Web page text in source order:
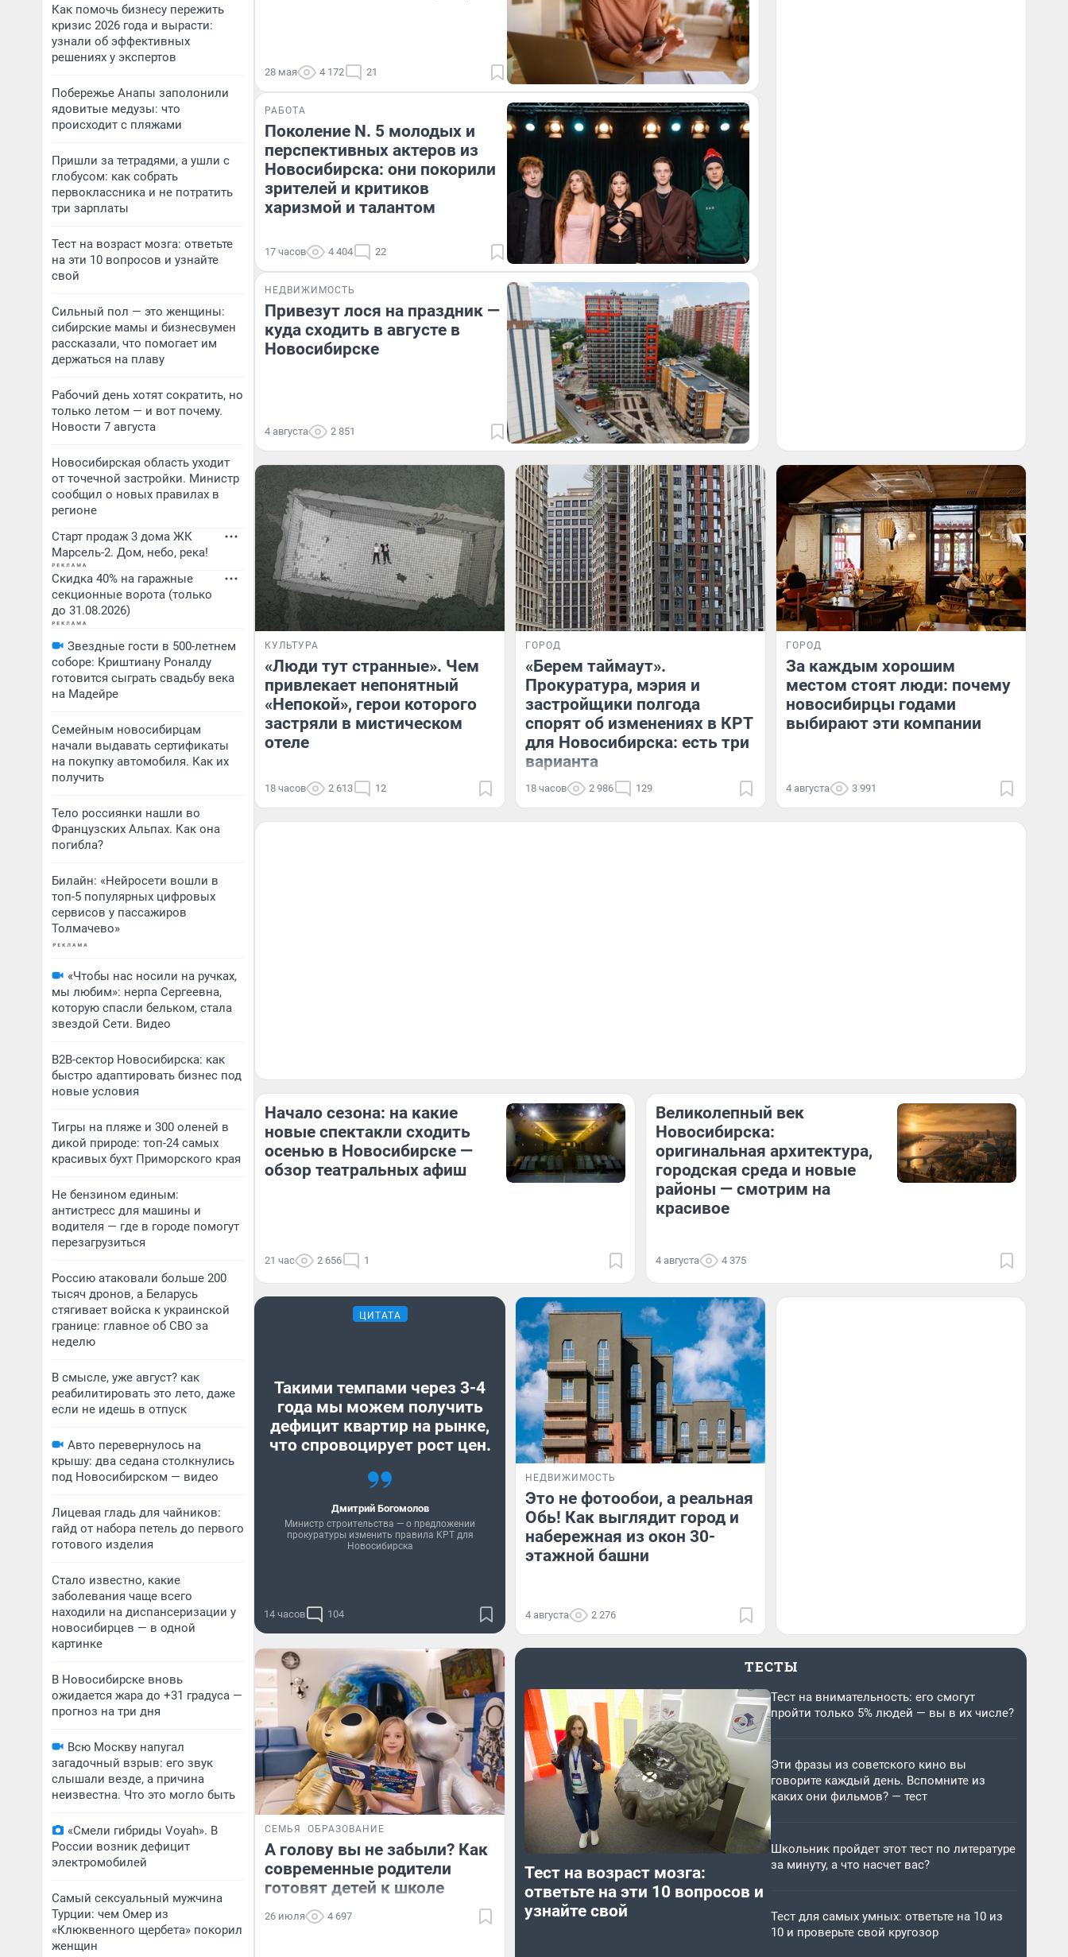
Как помочь бизнесу пережить
кризис 2026 года и вырасти:
узнали об эффективных
решениях у экспертов
Побережье Анапы заполонили
ядовитые медузы: что
происходит с пляжами
Пришли за тетрадями, а ушли с
глобусом: как собрать
первоклассника и не потратить
три зарплаты
Тест на возраст мозга: ответьте
на эти 10 вопросов и узнайте
свой
Сильный пол — это женщины:
сибирские мамы и бизнесвумен
рассказали, что помогает им
держаться на плаву
Рабочий день хотят сократить, но
только летом — и вот почему.
Новости 7 августа
Новосибирская область уходит
от точечной застройки. Министр
сообщил о новых правилах в
регионе
Старт продаж 3 дома ЖК
Марсель-2. Дом, небо, река!
Скидка 40% на гаражные
секционные ворота (только
до 31.08.2026)
Звездные гости в 500-летнем
соборе: Криштиану Роналду
готовится сыграть свадьбу века
на Мадейре
Семейным новосибирцам
начали выдавать сертификаты
на покупку автомобиля. Как их
получить
Тело россиянки нашли во
Французских Альпах. Как она
погибла?
Билайн: «Нейросети вошли в
топ-5 популярных цифровых
сервисов у пассажиров
Толмачево»
«Чтобы нас носили на ручках,
мы любим»: нерпа Сергеевна,
которую спасли бельком, стала
звездой Сети. Видео
B2B-сектор Новосибирска: как
быстро адаптировать бизнес под
новые условия
Тигры на пляже и 300 оленей в
дикой природе: топ-24 самых
красивых бухт Приморского края
Не бензином единым:
антистресс для машины и
водителя — где в городе помогут
перезагрузиться
Россию атаковали больше 200
тысяч дронов, а Беларусь
стягивает войска к украинской
границе: главное об СВО за
неделю
В смысле, уже август? как
реабилитировать это лето, даже
если не идешь в отпуск
Авто перевернулось на
крышу: два седана столкнулись
под Новосибирском — видео
Лицевая гладь для чайников:
гайд от набора петель до первого
готового изделия
Стало известно, какие
заболевания чаще всего
находили на диспансеризации у
новосибирцев — в одной
картинке
В Новосибирске вновь
ожидается жара до +31 градуса —
прогноз на три дня
Всю Москву напугал
загадочный взрыв: его звук
слышали везде, а причина
неизвестна. Что это могло быть
«Смели гибриды Voyah». В
России возник дефицит
электромобилей
Самый сексуальный мужчина
Турции: чем Омер из
«Клюквенного щербета» покорил
женщин
28 мая 4 172 21
РАБОТА
Поколение N. 5 молодых и
перспективных актеров из
Новосибирска: они покорили
зрителей и критиков
харизмой и талантом
17 часов 4 404 22
НЕДВИЖИМОСТЬ
Привезут лося на праздник —
куда сходить в августе в
Новосибирске
4 августа 2 851
КУЛЬТУРА
«Люди тут странные». Чем
привлекает непонятный
«Непокой», герои которого
застряли в мистическом
отеле
18 часов 2 613 12
ГОРОД
«Берем таймаут».
Прокуратура, мэрия и
застройщики полгода
спорят об изменениях в КРТ
для Новосибирска: есть три
варианта
18 часов 2 986 129
ГОРОД
За каждым хорошим
местом стоят люди: почему
новосибирцы годами
выбирают эти компании
4 августа 3 991
Начало сезона: на какие
новые спектакли сходить
осенью в Новосибирске —
обзор театральных афиш
21 час 2 656 1
Великолепный век
Новосибирска:
оригинальная архитектура,
городская среда и новые
районы — смотрим на
красивое
4 августа 4 375
ЦИТАТА
Такими темпами через 3-4
года мы можем получить
дефицит квартир на рынке,
что спровоцирует рост цен.
Дмитрий Богомолов
Министр строительства — о предложении
прокуратуры изменить правила КРТ для
Новосибирска
14 часов 104
НЕДВИЖИМОСТЬ
Это не фотообои, а реальная
Обь! Как выглядит город и
набережная из окон 30-
этажной башни
4 августа 2 276
СЕМЬЯ ОБРАЗОВАНИЕ
А голову вы не забыли? Как
современные родители
готовят детей к школе
26 июля 4 697
ТЕСТЫ
Тест на возраст мозга:
ответьте на эти 10 вопросов и
узнайте свой
Тест на внимательность: его смогут
пройти только 5% людей — вы в их числе?
Эти фразы из советского кино вы
говорите каждый день. Вспомните из
каких они фильмов? — тест
Школьник пройдет этот тест по литературе
за минуту, а что насчет вас?
Тест для самых умных: ответьте на 10 из
10 и проверьте свой кругозор